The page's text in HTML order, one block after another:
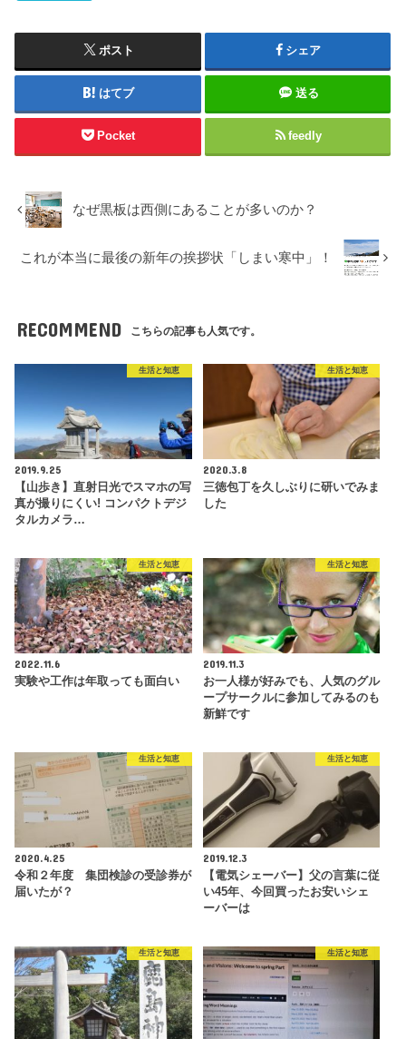
ポスト シェア
はてブ 送る
Pocket feedly
なぜ黒板は西側にあることが多いのか？
これが本当に最後の新年の挨拶状「しまい寒中」！
RECOMMEND こちらの記事も人気です。
生活と知恵
2019.9.25
【山歩き】直射日光でスマホの写
真が撮りにくい! コンパクトデジ
タルカメラ…
生活と知恵
2020.3.8
三徳包丁を久しぶりに研いでみま
した
生活と知恵
2022.11.6
実験や工作は年取っても面白い
生活と知恵
2019.11.3
お一人様が好みでも、人気のグル
ープサークルに参加してみるのも
新鮮です
生活と知恵
2020.4.25
令和２年度 集団検診の受診券が
届いたが？
生活と知恵
2019.12.3
【電気シェーバー】父の言葉に従
い45年、今回買ったお安いシェ
ーバーは
生活と知恵 生活と知恵